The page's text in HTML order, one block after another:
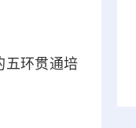
环贯通培